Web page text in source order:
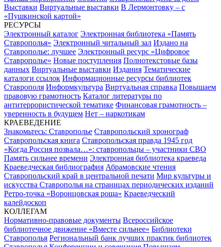
Выставки Виртуальные выставки В Лермонтовку – с
«Пушкинской картой»
РЕСУРСЫ
Электронный каталог Электронная библиотека «Память
Ставрополья» Электронный читальный зал Издано на
Ставрополье: лучшее Электронный ресурс «Цифровое
Ставрополье» Новые поступления Полнотекстовые базы
данных Виртуальные выставки Издания Тематические
каталоги ссылок Информационные ресурсы библиотек
Ставрополя Информкультура Виртуальная справка Повышаем
правовую грамотность Каталог литературы по
антитеррористической тематике Финансовая грамотность –
уверенность в будущем Нет – наркотикам
КРАЕВЕДЕНИЕ
Знакомьтесь: Ставрополье Ставропольский хронограф
Ставропольская книга Ставропольская правда 1945 год
«Когда Россия позвала…»: ставропольцы – участники СВО
Память сильнее времени Электронная библиотека краеведа
Краеведческая библиография Абрамовские чтения
Ставропольский край в центральной печати Мир культуры и
искусства Ставрополья на страницах периодических изданий
Ретро-точка «Воронцовская роща» Краеведческий
калейдоскоп
КОЛЛЕГАМ
Нормативно-правовые документы Всероссийское
библиотечное движение «Вместе сильнее» Библиотеки
Ставрополья Региональный банк лучших практик библиотек